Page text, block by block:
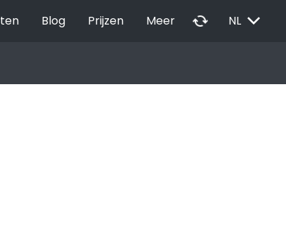
Blog Prijzen Meer autorenew NL EXPAND_MORE